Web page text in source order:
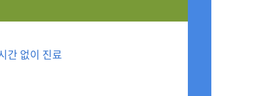
간 없이 진료